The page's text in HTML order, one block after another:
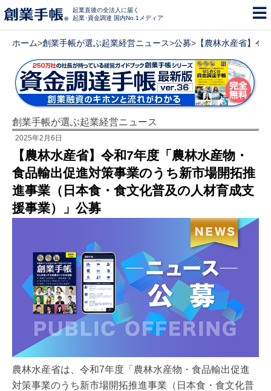
起業直後の全法人に届く
起業･資金調達 国内No.1メディア
ホーム>創業手帳が選ぶ起業経営ニュース>公募> 【農林水産省】令
創業手帳が選ぶ起業経営ニュース
2025年2月6日
【農林水産省】令和7年度「農林水産物・
食品輸出促進対策事業のうち新市場開拓推
進事業（日本食・食文化普及の人材育成支
援事業）」公募
農林水産省は、令和7年度「農林水産物・食品輸出促進
対策事業のうち新市場開拓推進事業（日本食・食文化普